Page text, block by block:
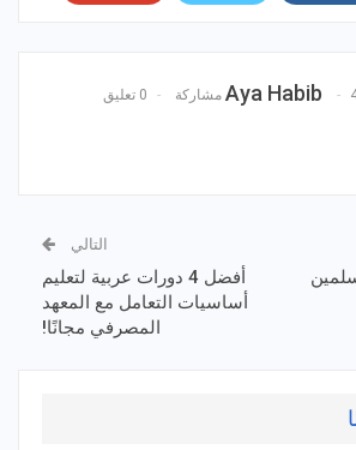
Aya Habib 0 تعليق
التالي
أفضل 4 دورات عربية لتعليم
أساسيات التعامل مع المعهد
المصرفي مجانًا!